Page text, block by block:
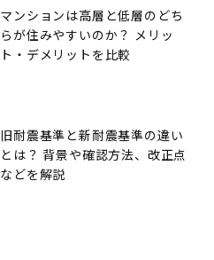
マンションは高層と低層のどち
らが住みやすいのか？ メリッ
ト・デメリットを比較
旧耐震基準と新耐震基準の違い
とは？ 背景や確認方法、改正点
などを解説